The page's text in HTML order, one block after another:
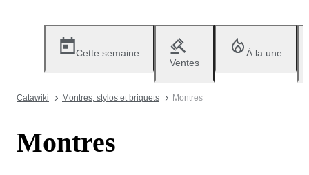
Cette semaine
Ventes
À la une
Catawiki Montres, stylos et briquets Montres
Montres